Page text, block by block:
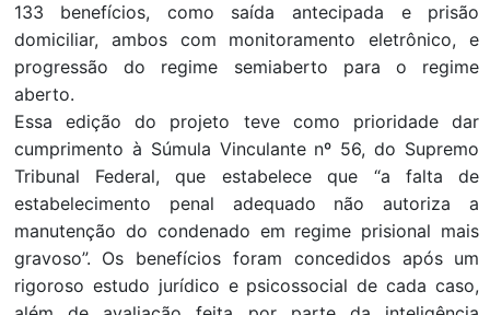
133 benefícios, como saída antecipada e prisão
domiciliar, ambos com monitoramento eletrônico, e
progressão do regime semiaberto para o regime
aberto.
Essa edição do projeto teve como prioridade dar
cumprimento à Súmula Vinculante nº 56, do Supremo
Tribunal Federal, que estabelece que “a falta de
estabelecimento penal adequado não autoriza a
manutenção do condenado em regime prisional mais
gravoso”. Os benefícios foram concedidos após um
rigoroso estudo jurídico e psicossocial de cada caso,